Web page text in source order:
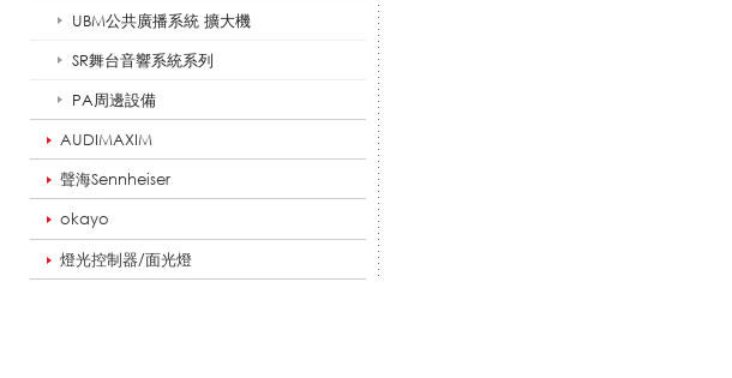
UBM公共廣播系統 擴大機
SR舞台音響系統系列
PA周邊設備
AUDIMAXIM
聲海Sennheiser
okayo
燈光控制器/面光燈